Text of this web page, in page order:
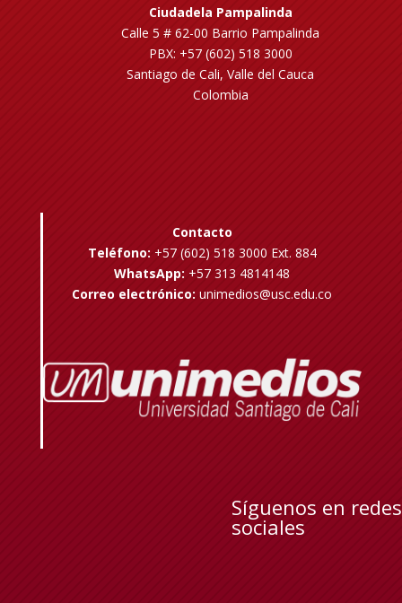
Ciudadela Pampalinda
Calle 5 # 62-00 Barrio Pampalinda
PBX: +57 (602) 518 3000
Santiago de Cali, Valle del Cauca
Colombia
Contacto
Teléfono: +57 (602) 518 3000 Ext. 884
WhatsApp: +57 313 4814148
Correo electrónico: unimedios@usc.edu.co
Síguenos en redes
sociales